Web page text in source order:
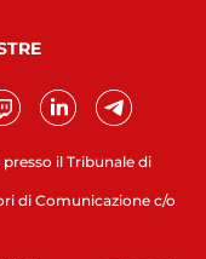
il Tribunale di
di Comunicazione c/o